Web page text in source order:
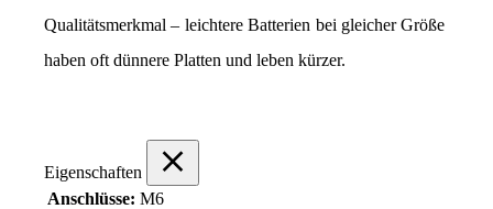
Qualitätsmerkmal – leichtere Batterien bei gleicher Größe
haben oft dünnere Platten und leben kürzer.
Eigenschaften
Anschlüsse: M6